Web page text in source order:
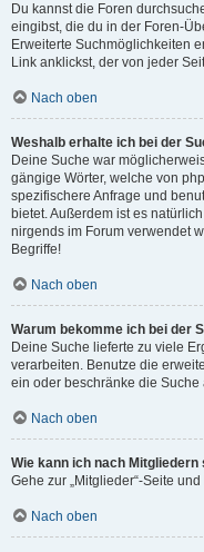
Du kannst die Foren
eingibst, die du in der Foren-
Erweiterte Suchmöglichkeiten
Link anklickst, der von jeder
Nach oben
Weshalb erhalte ich bei der
Deine Suche war
gängige Wörter, welche von
spezifischere Anfrage und
bietet. Außerdem ist es
nirgends im Forum verwendet
Begriffe!
Nach oben
Warum bekomme ich bei der
Deine Suche lieferte zu viele
verarbeiten. Benutze die
ein oder beschränke die
Nach oben
Wie kann ich nach Mitgliedern
Gehe zur „Mitglieder“-Seite
Nach oben